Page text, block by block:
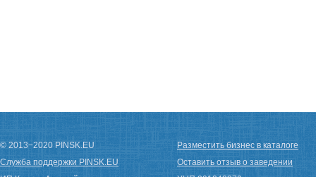
© 2013−2020 PINSK.EU
Служба поддержки PINSK.EU
Разместить бизнес в каталоге
Оставить отзыв о заведении